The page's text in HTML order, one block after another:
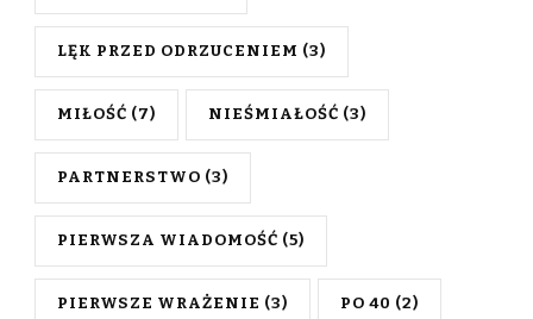
LĘK PRZED ODRZUCENIEM (3)
MIŁOŚĆ (7) NIEŚMIAŁOŚĆ (3)
PARTNERSTWO (3)
PIERWSZA WIADOMOŚĆ (5)
PIERWSZE WRAŻENIE (3) PO 40 (2)